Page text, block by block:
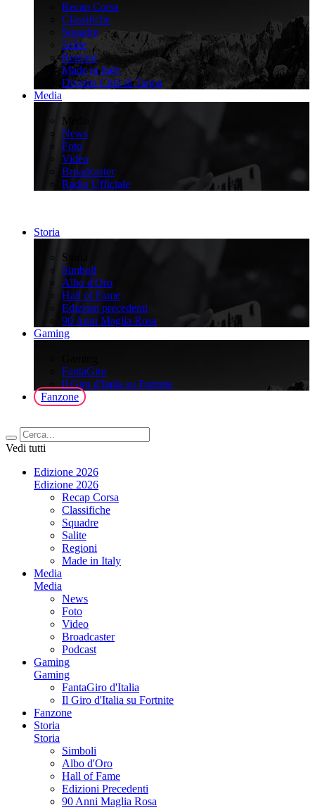
Recap Corsa
Classifiche
Squadre
Salite
Regioni
Made in Italy
Diventa Città di Tappa
Media
Media
News
Foto
Video
Broadcaster
Radio Ufficiale
Storia
Storia
Simboli
Albo d'Oro
Hall of Fame
Edizioni precedenti
90 Anni Maglia Rosa
Gaming
FantaGiro
ll Giro d'Italia su Fortnite
Fanzone
Vedi tutti
Edizione 2026
Edizione 2026
Recap Corsa
Classifiche
Squadre
Salite
Regioni
Made in Italy
Media
Media
News
Foto
Video
Broadcaster
Podcast
Gaming
Gaming
FantaGiro d'Italia
Il Giro d'Italia su Fortnite
Fanzone
Storia
Storia
Simboli
Albo d'Oro
Hall of Fame
Edizioni Precedenti
90 Anni Maglia Rosa